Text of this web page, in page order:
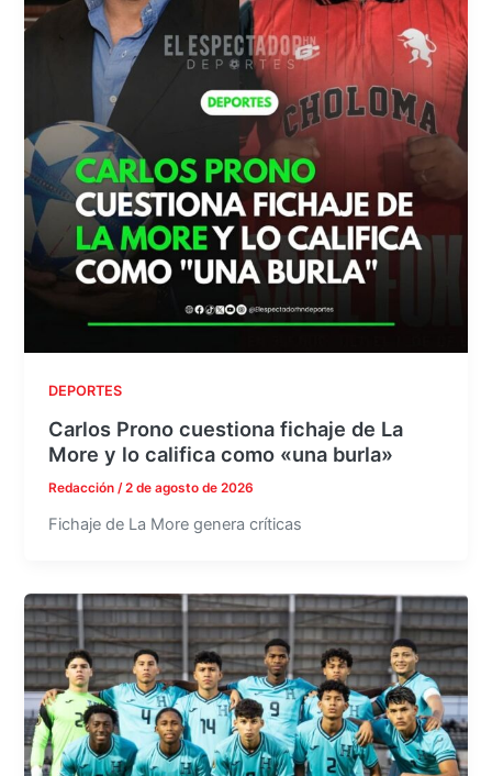
DEPORTES
Carlos Prono cuestiona fichaje de La
More y lo califica como «una burla»
Redacción /2 de agosto de 2026
Fichaje de La More genera críticas